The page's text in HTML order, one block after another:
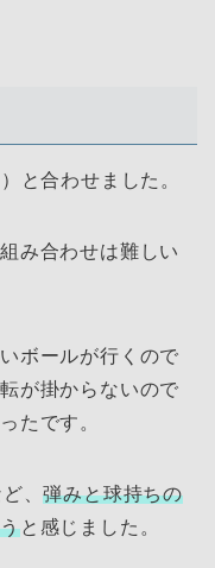
と合わせました。
み合わせは難しい
ボールが行くので
が掛からないので
たです。
、弾みと球持ちの
と感じました。